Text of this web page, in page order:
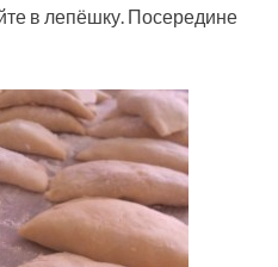
в лепёшку. Посередине